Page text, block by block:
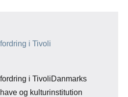
i Tivoli
i TivoliDanmarks
og kulturinstitution